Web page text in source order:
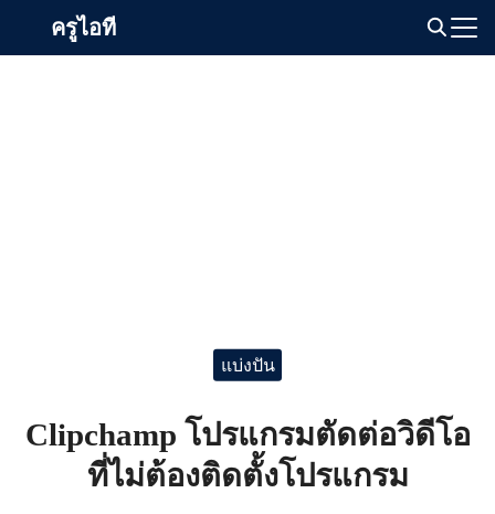
ครูไอที
แบ่งปัน
Clipchamp โปรแกรมตัดต่อวิดีโอ
ที่ไม่ต้องติดตั้งโปรแกรม